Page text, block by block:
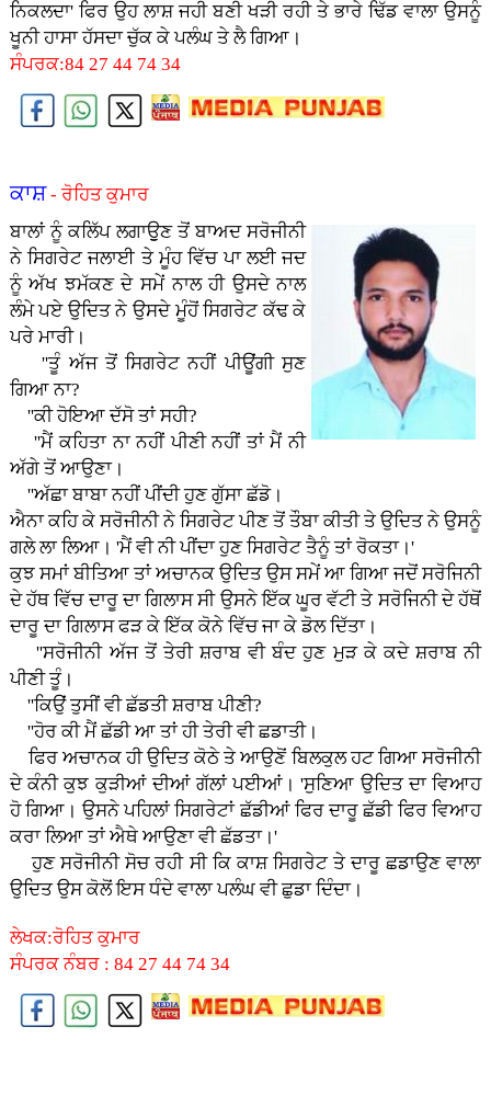
ਨਿਕਲਦਾ' ਫਿਰ ਉਹ ਲਾਸ਼ ਜਹੀ ਬਣੀ ਖੜੀ ਰਹੀ ਤੇ ਭਾਰੇ ਢਿੱਡ ਵਾਲਾ ਉਸਨੂੰ
ਖੂਨੀ ਹਾਸਾ ਹੱਸਦਾ ਚੁੱਕ ਕੇ ਪਲੰਘ ਤੇ ਲੈ ਗਿਆ।
ਸੰਪਰਕ:84 27 44 74 34
ਕਾਸ਼ - ਰੋਹਿਤ ਕੁਮਾਰ
ਬਾਲਾਂ ਨੂੰ ਕਲਿੱਪ ਲਗਾਉੁਣ ਤੋਂ ਬਾਅਦ ਸਰੋਜੀਨੀ
ਨੇ ਸਿਗਰੇਟ ਜਲਾਈ ਤੇ ਮੂੰਹ ਵਿੱਚ ਪਾ ਲਈ ਜਦ
ਨੂੰ ਅੱਖ ਝਮੱਕਣ ਦੇ ਸਮੇਂ ਨਾਲ ਹੀ ਉਸਦੇ ਨਾਲ
ਲੰਮੇ ਪਏ ਉਦਿਤ ਨੇ ਉਸਦੇ ਮੂੰਹੋਂ ਸਿਗਰੇਟ ਕੱਢ ਕੇ
ਪਰੇ ਮਾਰੀ।
''ਤੂੰ ਅੱਜ ਤੋਂ ਸਿਗਰੇਟ ਨਹੀਂ ਪੀਊਂਗੀ ਸੁਣ
ਗਿਆ ਨਾ?
''ਕੀ ਹੋਇਆ ਦੱਸੋ ਤਾਂ ਸਹੀ?
''ਮੈਂ ਕਹਿਤਾ ਨਾ ਨਹੀਂ ਪੀਣੀ ਨਹੀਂ ਤਾਂ ਮੈਂ ਨੀ
ਅੱਗੇ ਤੋਂ ਆਉਣਾ।
''ਅੱਛਾ ਬਾਬਾ ਨਹੀਂ ਪੀਂਦੀ ਹੁਣ ਗੁੱਸਾ ਛੱਡੋ।
ਐਨਾ ਕਹਿ ਕੇ ਸਰੋਜੀਨੀ ਨੇ ਸਿਗਰੇਟ ਪੀਣ ਤੋਂ ਤੌਬਾ ਕੀਤੀ ਤੇ ਉਦਿਤ ਨੇ ਉਸਨੂੰ
ਗਲੇ ਲਾ ਲਿਆ। 'ਮੈਂ ਵੀ ਨੀ ਪੀਂਦਾ ਹੁਣ ਸਿਗਰੇਟ ਤੈਨੂੰ ਤਾਂ ਰੋਕਤਾ।'
ਕੁਝ ਸਮਾਂ ਬੀਤਿਆ ਤਾਂ ਅਚਾਨਕ ਉਦਿਤ ਉਸ ਸਮੇਂ ਆ ਗਿਆ ਜਦੋਂ ਸਰੋਜਿਨੀ
ਦੇ ਹੱਥ ਵਿੱਚ ਦਾਰੂ ਦਾ ਗਿਲਾਸ ਸੀ ਉਸਨੇ ਇੱਕ ਘੂਰ ਵੱਟੀ ਤੇ ਸਰੋਜਿਨੀ ਦੇ ਹੱਥੋਂ
ਦਾਰੂ ਦਾ ਗਿਲਾਸ ਫੜ ਕੇ ਇੱਕ ਕੋਨੇ ਵਿੱਚ ਜਾ ਕੇ ਡੋਲ ਦਿੱਤਾ।
''ਸਰੋਜੀਨੀ ਅੱਜ ਤੋਂ ਤੇਰੀ ਸ਼ਰਾਬ ਵੀ ਬੰਦ ਹੁਣ ਮੁੜ ਕੇ ਕਦੇ ਸ਼ਰਾਬ ਨੀ
ਪੀਣੀ ਤੂੰ।
''ਕਿਉਂ ਤੁਸੀਂ ਵੀ ਛੱਡਤੀ ਸ਼ਰਾਬ ਪੀਣੀ?
''ਹੋਰ ਕੀ ਮੈਂ ਛੱਡੀ ਆ ਤਾਂ ਹੀ ਤੇਰੀ ਵੀ ਛਡਾਤੀ।
ਫਿਰ ਅਚਾਨਕ ਹੀ ਉਦਿਤ ਕੋਠੇ ਤੇ ਆਉਣੋਂ ਬਿਲਕੁਲ ਹਟ ਗਿਆ ਸਰੋਜੀਨੀ
ਦੇ ਕੰਨੀ ਕੁਝ ਕੁੜੀਆਂ ਦੀਆਂ ਗੱਲਾਂ ਪਈਆਂ। 'ਸੁਣਿਆ ਉਦਿਤ ਦਾ ਵਿਆਹ
ਹੋ ਗਿਆ। ਉਸਨੇ ਪਹਿਲਾਂ ਸਿਗਰੇਟਾਂ ਛੱਡੀਆਂ ਫਿਰ ਦਾਰੂ ਛੱਡੀ ਫਿਰ ਵਿਆਹ
ਕਰਾ ਲਿਆ ਤਾਂ ਐਥੇ ਆਉਣਾ ਵੀ ਛੱਡਤਾ।'
ਹੁਣ ਸਰੋਜੀਨੀ ਸੋਚ ਰਹੀ ਸੀ ਕਿ ਕਾਸ਼ ਸਿਗਰੇਟ ਤੇ ਦਾਰੂ ਛਡਾਉਣ ਵਾਲਾ
ਉਦਿਤ ਉਸ ਕੋਲੋਂ ਇਸ ਧੰਦੇ ਵਾਲਾ ਪਲੰਘ ਵੀ ਛੁਡਾ ਦਿੰਦਾ।
ਲੇਖਕ:ਰੋਹਿਤ ਕੁਮਾਰ
ਸੰਪਰਕ ਨੰਬਰ : 84 27 44 74 34